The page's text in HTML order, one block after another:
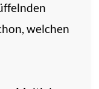
welchen